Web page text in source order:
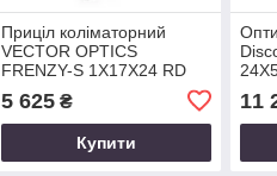
Приціл коліматорний
VECTOR OPTICS
FRENZY-S 1X17X24 RD
5 625₴
Купити
11